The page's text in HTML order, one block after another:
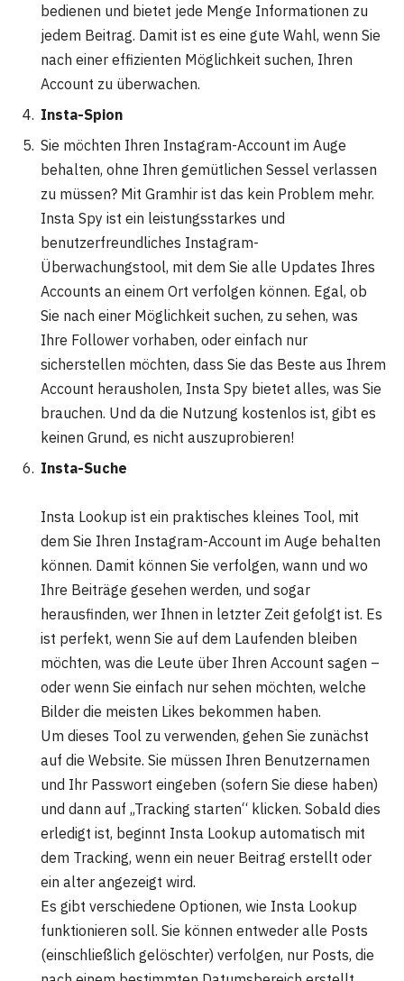
bedienen und bietet jede Menge Informationen zu
jedem Beitrag. Damit ist es eine gute Wahl, wenn Sie
nach einer effizienten Möglichkeit suchen, Ihren
Account zu überwachen.
Insta-Spion
Sie möchten Ihren Instagram-Account im Auge
behalten, ohne Ihren gemütlichen Sessel verlassen
zu müssen? Mit Gramhir ist das kein Problem mehr.
Insta Spy ist ein leistungsstarkes und
benutzerfreundliches Instagram-
Überwachungstool, mit dem Sie alle Updates Ihres
Accounts an einem Ort verfolgen können. Egal, ob
Sie nach einer Möglichkeit suchen, zu sehen, was
Ihre Follower vorhaben, oder einfach nur
sicherstellen möchten, dass Sie das Beste aus Ihrem
Account herausholen, Insta Spy bietet alles, was Sie
brauchen. Und da die Nutzung kostenlos ist, gibt es
keinen Grund, es nicht auszuprobieren!
Insta-Suche
Insta Lookup ist ein praktisches kleines Tool, mit
dem Sie Ihren Instagram-Account im Auge behalten
können. Damit können Sie verfolgen, wann und wo
Ihre Beiträge gesehen werden, und sogar
herausfinden, wer Ihnen in letzter Zeit gefolgt ist. Es
ist perfekt, wenn Sie auf dem Laufenden bleiben
möchten, was die Leute über Ihren Account sagen –
oder wenn Sie einfach nur sehen möchten, welche
Bilder die meisten Likes bekommen haben.
Um dieses Tool zu verwenden, gehen Sie zunächst
auf die Website. Sie müssen Ihren Benutzernamen
und Ihr Passwort eingeben (sofern Sie diese haben)
und dann auf „Tracking starten“ klicken. Sobald dies
erledigt ist, beginnt Insta Lookup automatisch mit
dem Tracking, wenn ein neuer Beitrag erstellt oder
ein alter angezeigt wird.
Es gibt verschiedene Optionen, wie Insta Lookup
funktionieren soll. Sie können entweder alle Posts
(einschließlich gelöschter) verfolgen, nur Posts, die